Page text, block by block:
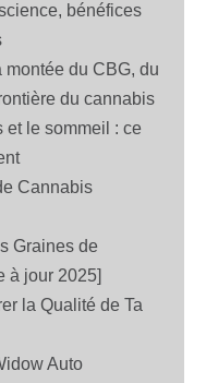
bénéfices
du CBG, du
du cannabis
et le sommeil : ce
Cannabis
Graines de
à jour 2025]
la Qualité de Ta
Auto